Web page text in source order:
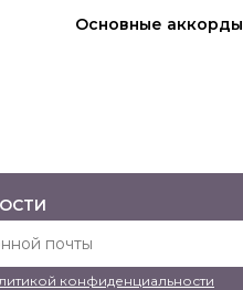
Основные аккорды
конфиденциальности